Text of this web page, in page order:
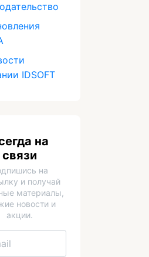
IDSOFT
на
связи
на
и получай
материалы,
новости и
акции.